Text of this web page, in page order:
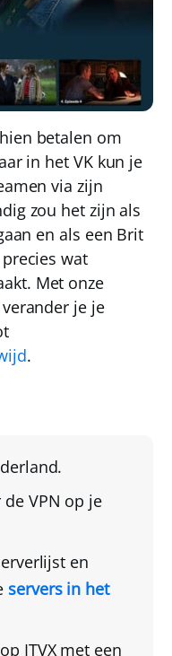
betalen om
in het VK kun je
via zijn
zou het zijn als
en als een Brit
wat
Met onze
verander je je
.
.
VPN op je
en
servers in het
ITVX met een